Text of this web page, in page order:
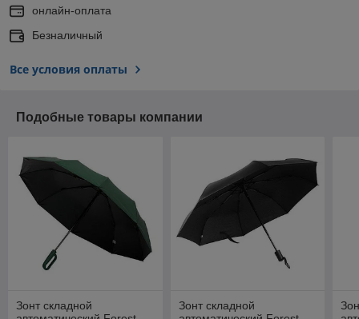
онлайн-оплата
Безналичный
Все условия оплаты
Подобные товары компании
Зонт складной
Зонт складной